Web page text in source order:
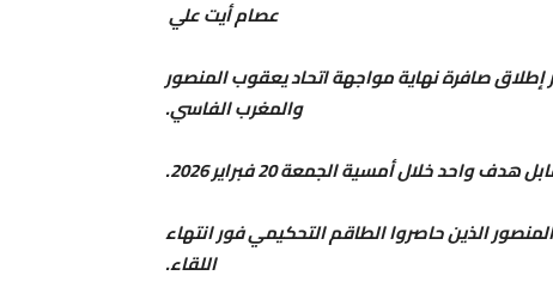
عصام أيت علي
إطلاق صافرة نهاية مواجهة اتحاد يعقوب المنصور
والمغرب الفاسي.
خلال أمسية الجمعة 20 فبراير 2026.
الذين حاصروا الطاقم التحكيمي فور انتهاء
اللقاء.